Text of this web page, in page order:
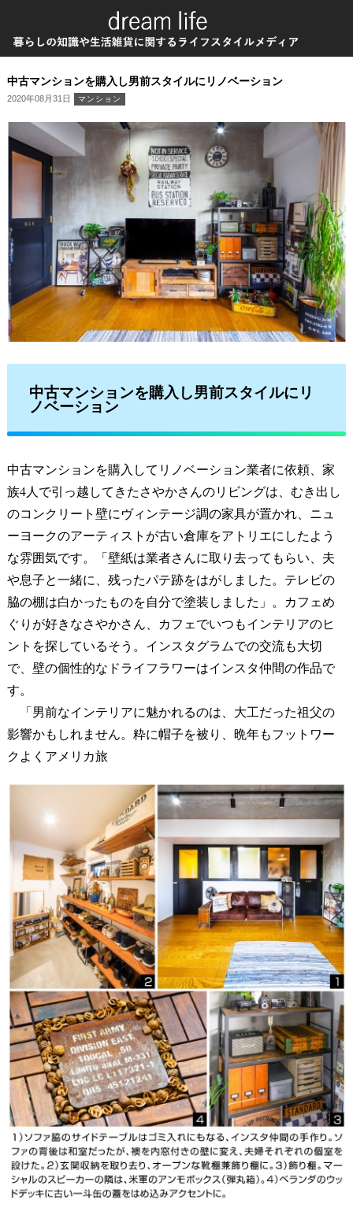
中古マンションを購入し男前スタイルにリノベーション
2020年08月31日 マンション
中古マンションを購入し男前スタイルにリ
ノベーション
中古マンションを購入してリノベーション業者に依頼、家
族4人で引っ越してきたさやかさんのリビングは、むき出し
のコンクリート壁にヴィンテージ調の家具が置かれ、ニュ
ーヨークのアーティストが古い倉庫をアトリエにしたよう
な雰囲気です。「壁紙は業者さんに取り去ってもらい、夫
や息子と一緒に、残ったパテ跡をはがしました。テレビの
脇の棚は白かったものを自分で塗装しました」。カフェめ
ぐりが好きなさやかさん、カフェでいつもインテリアのヒ
ントを探しているそう。インスタグラムでの交流も大切
で、壁の個性的なドライフラワーはインスタ仲間の作品で
す。
「男前なインテリアに魅かれるのは、大工だった祖父の
影響かもしれません。粋に帽子を被り、晩年もフットワー
クよくアメリカ旅